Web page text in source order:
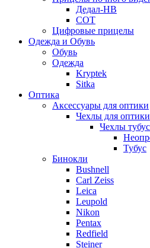
Дедал-НВ
СОТ
Цифровые прицелы
Одежда и Обувь
Обувь
Одежда
Kryptek
Sitka
Оптика
Аксессуары для оптики
Чехлы для оптики
Чехлы
Тубус
Бинокли
Bushnell
Carl Zeiss
Leica
Leupold
Nikon
Pentax
Redfield
Steiner